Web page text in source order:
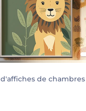
de chambres